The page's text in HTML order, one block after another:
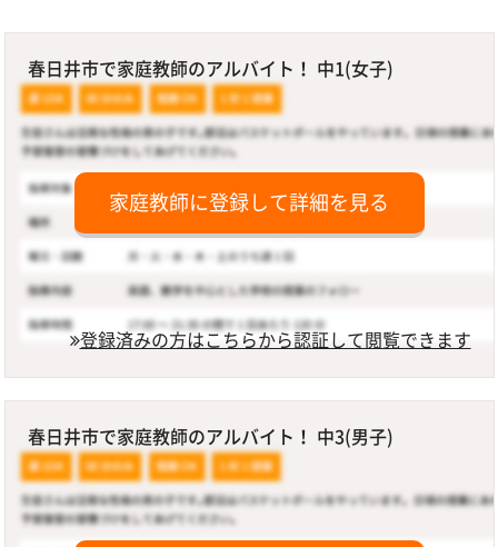
春日井市で家庭教師のアルバイト！ 中1(女子)
家庭教師に登録して詳細を見る
登録済みの方はこちらから認証して閲覧できます
春日井市で家庭教師のアルバイト！ 中3(男子)